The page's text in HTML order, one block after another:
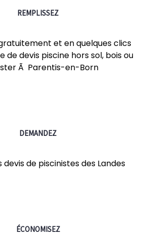
REMPLISSEZ
et en quelques clics
de devis piscine hors sol, bois ou
Ã Parentis-en-Born
DEMANDEZ
de piscinistes des Landes
ÉCONOMISEZ